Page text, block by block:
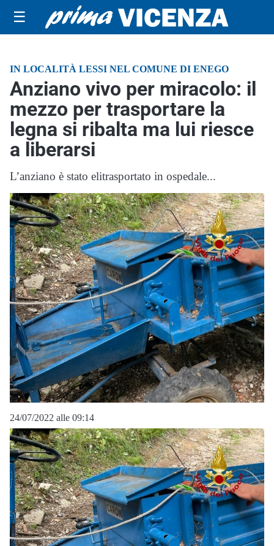
☰
IN LOCALITÀ LESSI NEL COMUNE DI ENEGO
Anziano vivo per miracolo: il
mezzo per trasportare la
legna si ribalta ma lui riesce
a liberarsi
L’anziano è stato elitrasportato in ospedale...
24/07/2022 alle 09:14